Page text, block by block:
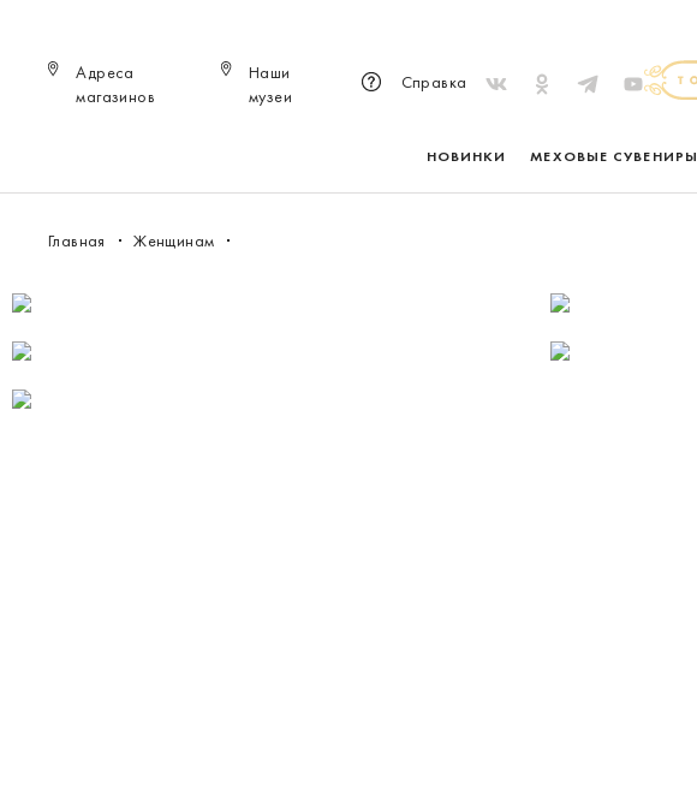
Адреса
магазинов
Наши
музеи
Справка
НОВИНКИ МЕХОВЫЕ СУВЕНИРЫ
Главная Женщинам